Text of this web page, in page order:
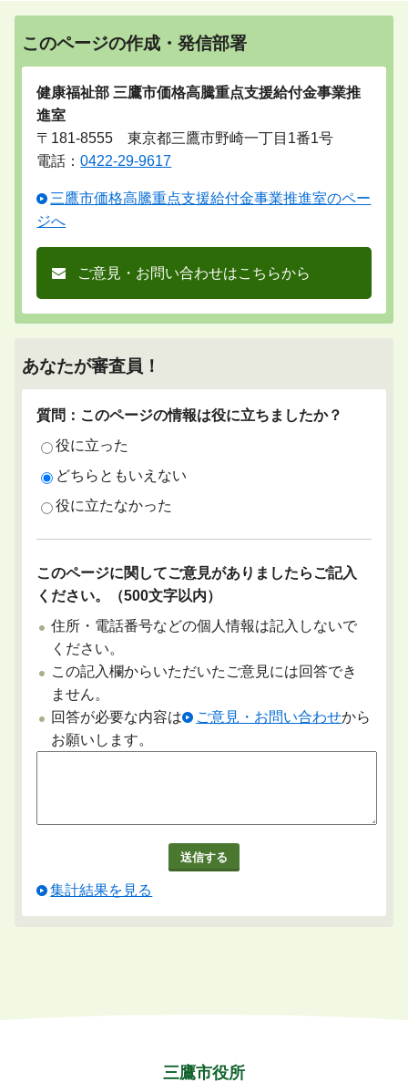
このページの作成・発信部署
健康福祉部 三鷹市価格高騰重点支援給付金事業推
進室
〒181-8555 東京都三鷹市野崎一丁目1番1号
電話：0422-29-9617
三鷹市価格高騰重点支援給付金事業推進室のペー
ジへ
ご意見・お問い合わせはこちらから
あなたが審査員！
質問：このページの情報は役に立ちましたか？
役に立った
どちらともいえない
役に立たなかった
このページに関してご意見がありましたらご記入
ください。（500文字以内）
住所・電話番号などの個人情報は記入しないで
ください。
この記入欄からいただいたご意見には回答でき
ません。
回答が必要な内容は
ご意見・お問い合わせから
お願いします。
集計結果を見る
三鷹市役所